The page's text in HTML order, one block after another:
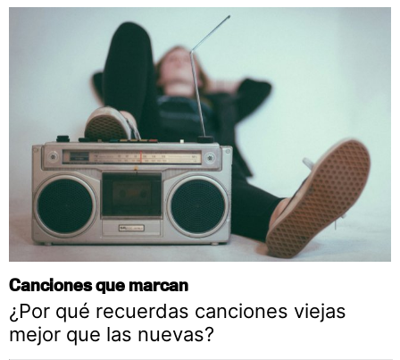
Canciones que marcan
¿Por qué recuerdas canciones viejas
mejor que las nuevas?